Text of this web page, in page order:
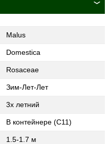
Malus
Domestica
Rosaceae
Зим-Лет-Лет
3х летний
В контейнере (С11)
1.5-1.7 м